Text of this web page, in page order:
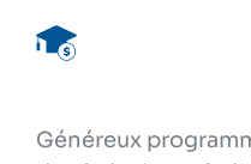
Généreux